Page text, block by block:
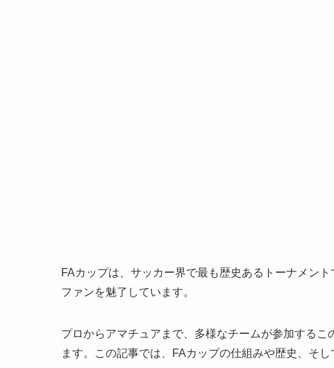
FAカップは、サッカー界で最も歴史あるトーナメン
ファンを魅了しています。
プロからアマチュアまで、多様なチームが参加する
ます。この記事では、FAカップの仕組みや歴史、そ